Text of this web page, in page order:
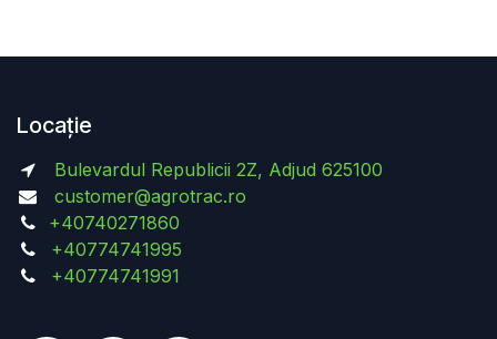
Locație
Bulevardul Republicii 2Z, Adjud 625100
customer@agrotrac.ro
+40740271860
+40774741995
+40774741991